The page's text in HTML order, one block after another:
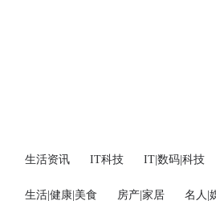
生活资讯 IT科技 IT|数码|科技
生活|健康|美食 房产|家居 名人|